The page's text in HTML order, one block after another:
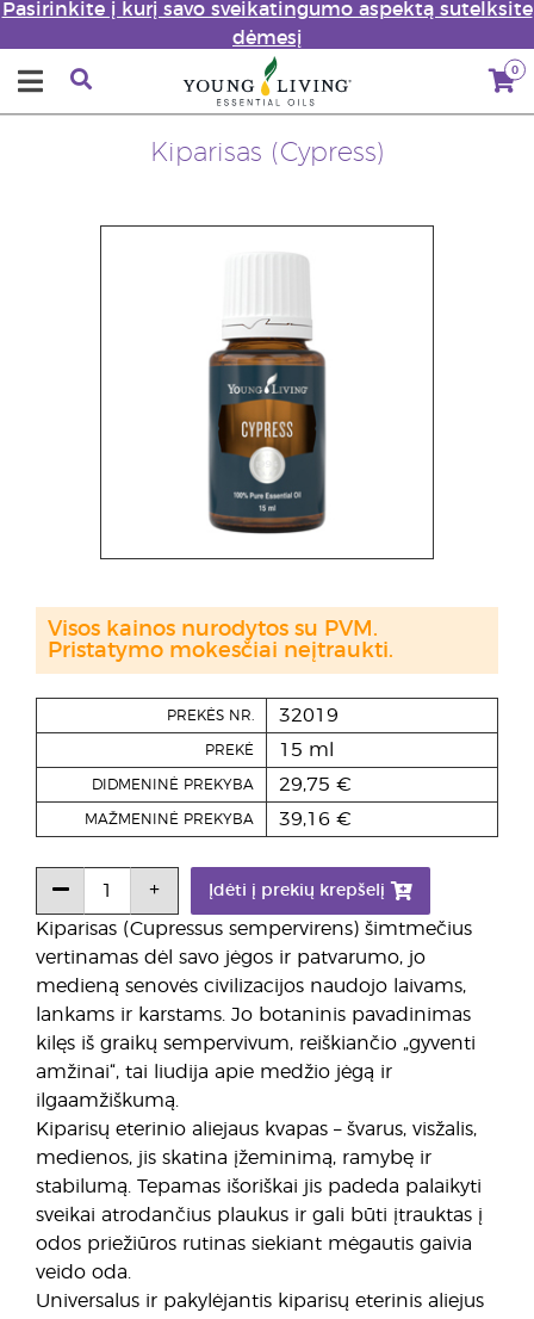
Pasirinkite į kurį savo sveikatingumo aspektą sutelksite
dėmesį
0
Kiparisas (Cypress)
Kiparisas (Cupressus sempervirens) šimtmečius
vertinamas dėl savo jėgos ir patvarumo, jo
medieną senovės civilizacijos naudojo laivams,
lankams ir karstams. Jo botaninis pavadinimas
kilęs iš graikų sempervivum, reiškiančio „gyventi
amžinai“, tai liudija apie medžio jėgą ir
ilgaamžiškumą.
Kiparisų eterinio aliejaus kvapas – švarus, visžalis,
medienos, jis skatina įžeminimą, ramybę ir
stabilumą. Tepamas išoriškai jis padeda palaikyti
sveikai atrodančius plaukus ir gali būti įtrauktas į
odos priežiūros rutinas siekiant mėgautis gaivia
veido oda.
Universalus ir pakylėjantis kiparisų eterinis aliejus
PREKĖS NR. 32019
PREKĖ 15 ml
DIDMENINĖ PREKYBA 29,75 €
MAŽMENINĖ PREKYBA 39,16 €
Įdėti į prekių krepšelį
Visos kainos nurodytos su PVM.
Pristatymo mokesčiai neįtraukti.